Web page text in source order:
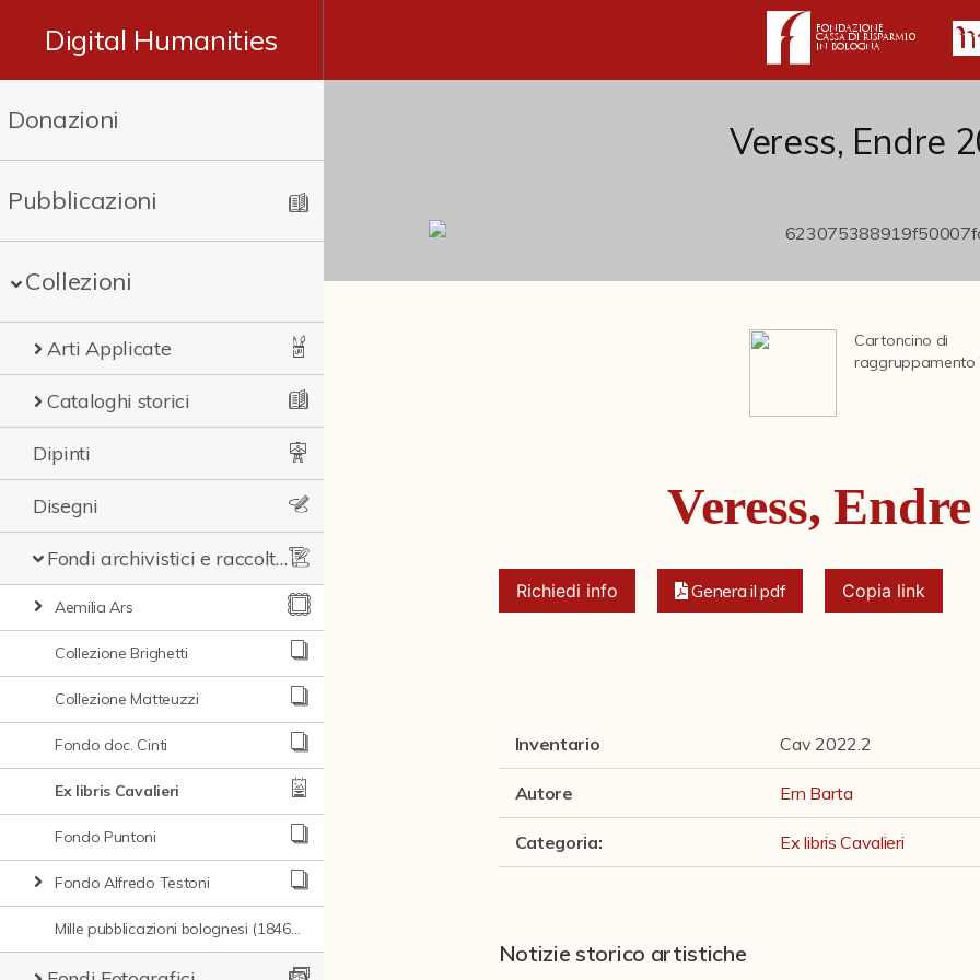
Digital Humanities
Donazioni
Pubblicazioni
Collezioni
Arti Applicate
Cataloghi storici
Dipinti
Disegni
Fondi archivistici e raccolte documentarie
Aemilia Ars
Collezione Brighetti
Collezione Matteuzzi
Fondo doc. Cinti
Ex libris Cavalieri
Fondo Puntoni
Fondo Alfredo Testoni
Mille pubblicazioni bolognesi (1846-1849)
Veress, Endre
Cartoncino di
raggruppamento
Veress,
Richiedi info Genera il pdf Copia link
Inventario Cav 2022.2
Autore Ern Barta
Categoria: Ex libris Cavalieri
Notizie storico artistiche